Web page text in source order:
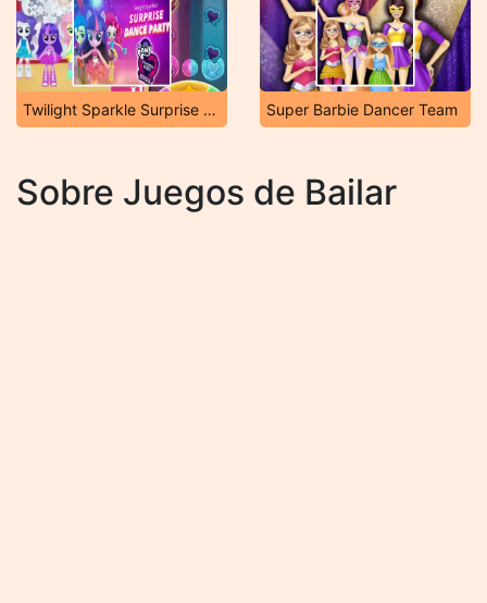
Twilight Sparkle Surprise Dance Party Super Barbie Dancer Team
Sobre Juegos de Bailar